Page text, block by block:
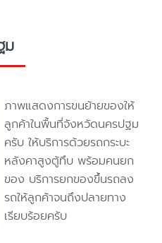
ม
ภาพแสดงการขนย้ายของให้
ลูกค้าในพื้นที่จังหวัดนครปฐม
ครับ ให้บริการด้วยรถกระบะ
หลังคาสูงตู้ทึบ พร้อมคนยก
ของ บริการยกของขึ้นรถลง
รถให้ลูกค้าจนถึงปลายทาง
เรียบร้อยครับ